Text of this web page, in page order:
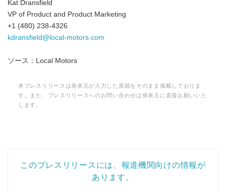
Kat Dransfield
VP of Product and Product Marketing
+1 (480) 238-4326
kdransfield@local-motors.com
ソース：Local Motors
本プレスリリースは発表元が入力した原稿をそのまま掲載しておりま
す。また、プレスリリースへのお問い合わせは発表元に直接お願いいた
します。
このプレスリリースには、報道機関向けの情報が
あります。